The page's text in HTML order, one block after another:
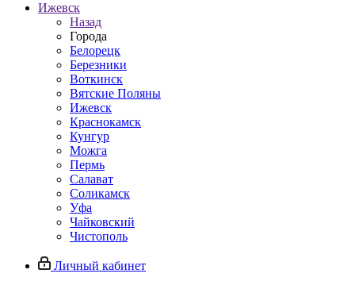
Ижевск
Назад
Города
Белорецк
Березники
Воткинск
Вятские Поляны
Ижевск
Краснокамск
Кунгур
Можга
Пермь
Салават
Соликамск
Уфа
Чайковский
Чистополь
Личный кабинет